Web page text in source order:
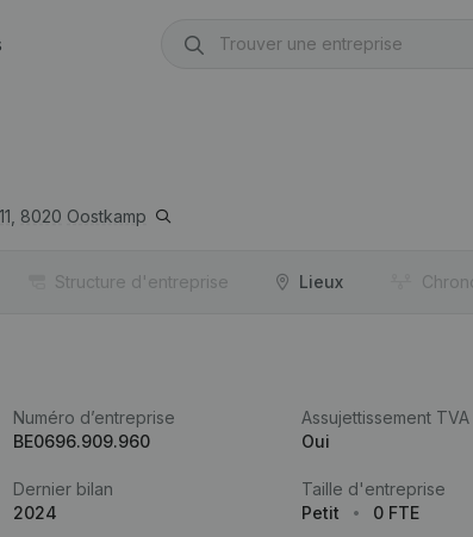
8020 Oostkamp
Structure d'entreprise Lieux
Numéro d’entreprise
BE0696.909.960
Assujettissement TVA
Oui
Dernier bilan
2024
Taille d'entreprise
Petit
0 FTE